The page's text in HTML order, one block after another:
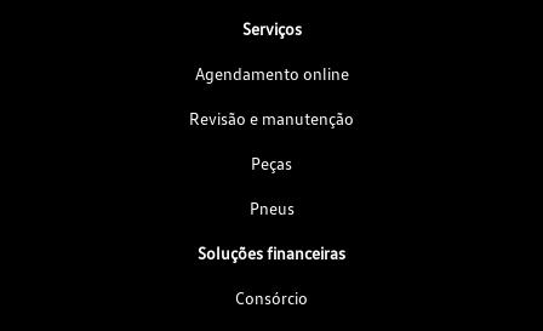
Serviços
Agendamento online
Revisão e manutenção
Peças
Pneus
Soluções financeiras
Consórcio